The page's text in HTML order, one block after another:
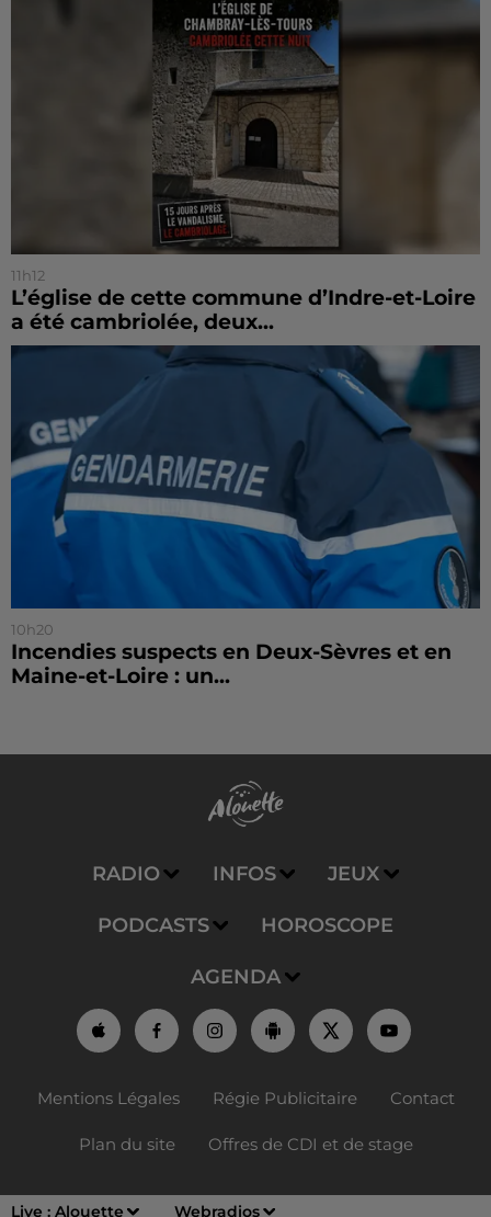
Live : Alouette Webradios
11h12
L’église de cette commune d’Indre-et-Loire
a été cambriolée, deux...
10h20
Incendies suspects en Deux-Sèvres et en
Maine-et-Loire : un...
RADIO INFOS JEUX
PODCASTS HOROSCOPE
AGENDA
Mentions Légales Régie Publicitaire Contact
Plan du site Offres de CDI et de stage